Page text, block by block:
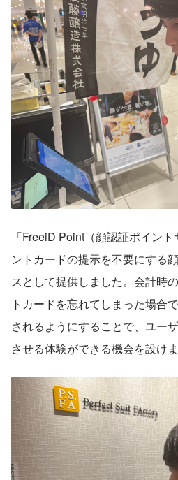
「FreeiD Point（顔認証ポイン
ントカードの提示を不要にする
スとして提供しました。会計時
トカードを忘れてしまった場合
されるようにすることで、ユー
させる体験ができる機会を設けま